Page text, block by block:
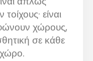
είναι
χώρους,
σε κάθε